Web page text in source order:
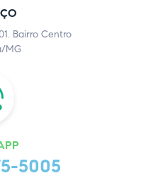
Bairro Centro
MG
5005